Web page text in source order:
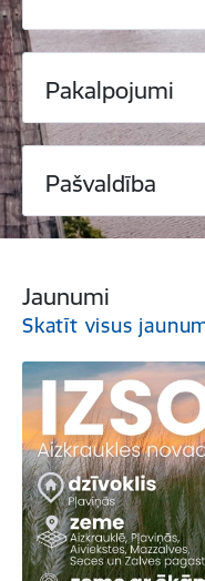
Pakalpojumi
Pašvaldība
Jaunumi
Skatīt visus